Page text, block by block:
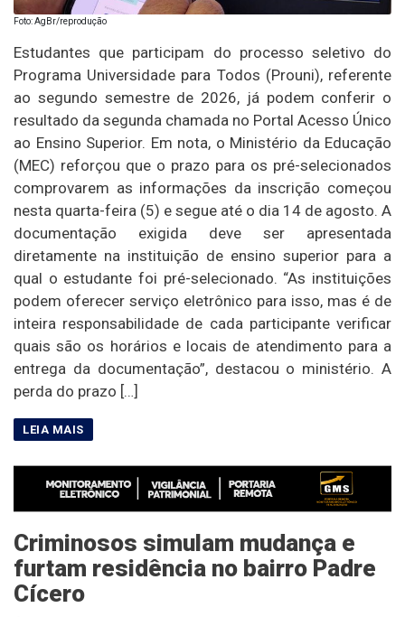
Foto: AgBr/reprodução
Estudantes que participam do processo seletivo do
Programa Universidade para Todos (Prouni), referente
ao segundo semestre de 2026, já podem conferir o
resultado da segunda chamada no Portal Acesso Único
ao Ensino Superior. Em nota, o Ministério da Educação
(MEC) reforçou que o prazo para os pré-selecionados
comprovarem as informações da inscrição começou
nesta quarta-feira (5) e segue até o dia 14 de agosto. A
documentação exigida deve ser apresentada
diretamente na instituição de ensino superior para a
qual o estudante foi pré-selecionado. “As instituições
podem oferecer serviço eletrônico para isso, mas é de
inteira responsabilidade de cada participante verificar
quais são os horários e locais de atendimento para a
entrega da documentação”, destacou o ministério. A
perda do prazo […]
Criminosos simulam mudança e
furtam residência no bairro Padre
Cícero